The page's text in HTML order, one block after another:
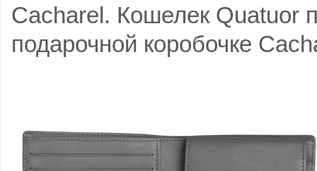
Cacharel. Кошелек Quatuor
подарочной коробочке